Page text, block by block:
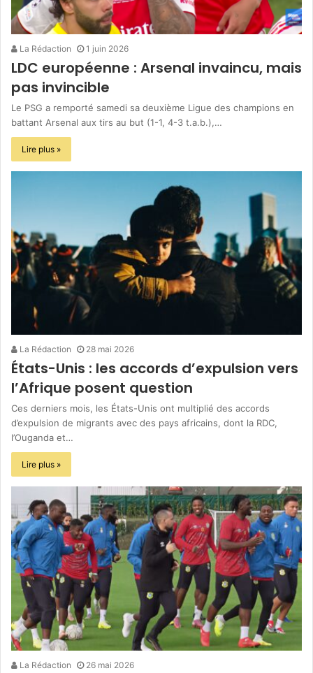
La Rédaction 1 juin 2026
LDC européenne : Arsenal invaincu, mais
pas invincible
Le PSG a remporté samedi sa deuxième Ligue des champions en
battant Arsenal aux tirs au but (1-1, 4-3 t.a.b.),…
Lire plus »
La Rédaction 28 mai 2026
États-Unis : les accords d’expulsion vers
l’Afrique posent question
Ces derniers mois, les États-Unis ont multiplié des accords
d’expulsion de migrants avec des pays africains, dont la RDC,
l’Ouganda et…
Lire plus »
La Rédaction 26 mai 2026